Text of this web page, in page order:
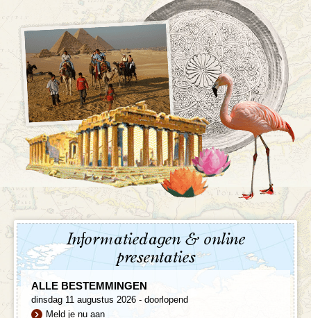
Informatiedagen & online
presentaties
ALLE BESTEMMINGEN
dinsdag 11 augustus 2026 - doorlopend
Meld je nu aan